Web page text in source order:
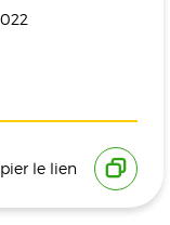
le lien